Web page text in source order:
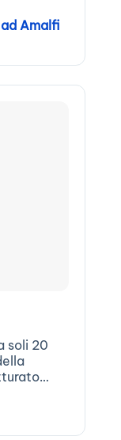
una
Amalfi
soli 20